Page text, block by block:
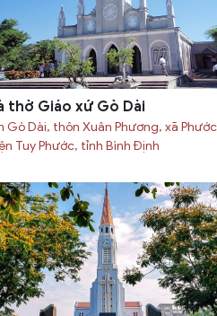
thờ Giáo xứ Gò Dài
Gò Dài, thôn Xuân Phương, xã
Tuy Phước, tỉnh Bình Định